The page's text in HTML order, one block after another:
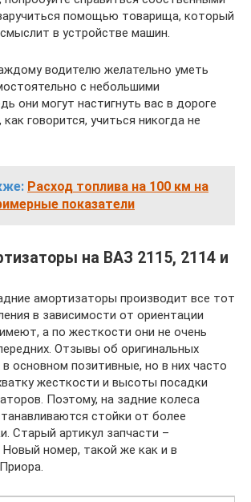
помощью товарища, который
в устройстве машин.
водителю желательно уметь
с небольшими
они могут настигнуть вас в дороге
говорится, учиться никогда не
Расход топлива на 100 км на
показатели
на ВАЗ 2115, 2114 и
амортизаторы производит все тот
в зависимости от ориентации
а по жесткости они не очень
Отзывы об оригинальных
основном позитивные, но в них часто
жесткости и высоты посадки
Поэтому, на задние колеса
стойки от более
Старый артикул запчасти –
Новый номер, такой же как и в